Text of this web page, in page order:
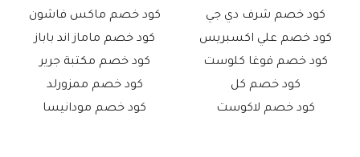
كود خصم شرف دي جي
كود خصم علي اكسبريس
كود خصم فوغا كلوست
كود خصم كل
كود خصم لاكوست
كود خصم ماكس فاشون
كود خصم ماماز اند باباز
كود خصم مكتبة جرير
كود خصم ممزورلد
كود خصم مودانيسا